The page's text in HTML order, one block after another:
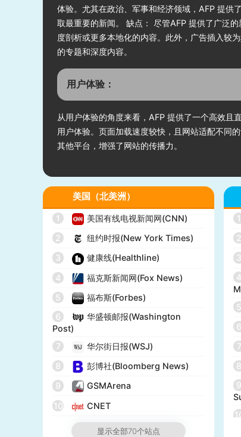
体验。尤其在政治、军事和经济领域，AFP 提供
取最重要的新闻。 缺点： 尽管AFP 提供了广泛
度剖析或更多本地化的内容。此外，广告插入较
的专题和深度内容。
用户体验：
从用户体验的角度来看，AFP 提供了一个高效且
用户体验。页面加载速度较快，且网站适配不同
其他平台，增强了网站的传播力。
美国（北美洲）
1
美国有线电视新闻网(CNN)
2
纽约时报(New York Times)
3
健康线(Healthline)
4
福克斯新闻网(Fox News)
5
福布斯(Forbes)
6
华盛顿邮报(Washington
Post)
7
华尔街日报(WSJ)
8
彭博社(Bloomberg News)
9
GSMArena
10
CNET
纽约邮报(New York Post)
显示全部70个站点
1
2
3
4
5
6
7
8
9